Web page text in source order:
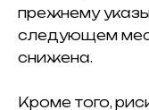
прежнему
следующем
снижена.
Кроме того,